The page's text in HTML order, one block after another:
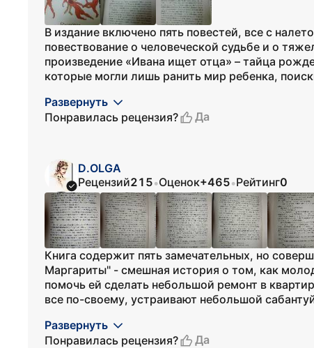
В издание включено пять повестей, все с
повествование о человеческой судьбе и о
произведение «Ивана ищет отца» – тайца
которые могли лишь ранить мир ребенка,
Развернуть
Понравилась рецензия?
Да
D.OLGA
Рецензий215•Оценок+465•Рейтинг0
Книга содержит пять замечательных, но
Маргариты" - смешная история о том, как
помочь ей сделать небольшой ремонт в
все по-своему, устраивают небольшой
Развернуть
Понравилась рецензия?
Да